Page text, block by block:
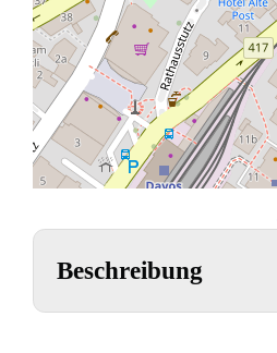
Beschreibung